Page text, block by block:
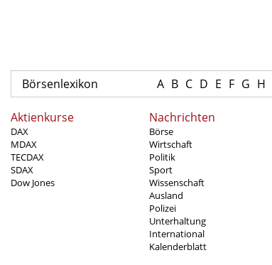
Börsenlexikon A B C D E F G H
Aktienkurse
DAX
MDAX
TECDAX
SDAX
Dow Jones
Nachrichten
Börse
Wirtschaft
Politik
Sport
Wissenschaft
Ausland
Polizei
Unterhaltung
International
Kalenderblatt